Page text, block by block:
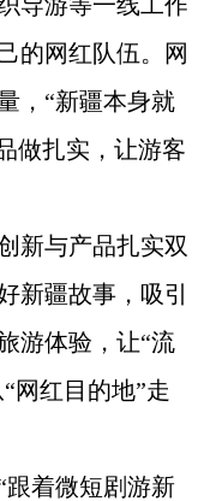
的网红队伍。网
，“新疆本身就
做扎实，让游客
新与产品扎实双
疆故事，吸引
游体验，让“流
网红目的地”走
跟着微短剧游新